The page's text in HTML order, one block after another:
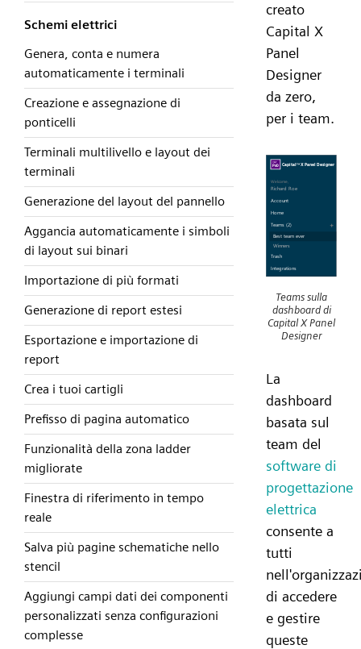
Schemi elettrici
Genera, conta e numera
automaticamente i terminali
Creazione e assegnazione di
ponticelli
Terminali multilivello e layout dei
terminali
Generazione del layout del pannello
Aggancia automaticamente i simboli
di layout sui binari
Importazione di più formati
Generazione di report estesi
Esportazione e importazione di
report
Crea i tuoi cartigli
Prefisso di pagina automatico
Funzionalità della zona ladder
migliorate
Finestra di riferimento in tempo
reale
Salva più pagine schematiche nello
stencil
Aggiungi campi dati dei componenti
personalizzati senza configurazioni
complesse
creato
Capital X
Panel
Designer
da zero,
per i team.
Teams sulla
dashboard di
Capital X Panel
Designer
La
dashboard
basata sul
team del
software di
progettazione
elettrica
consente a
tutti
di accedere
e gestire
queste